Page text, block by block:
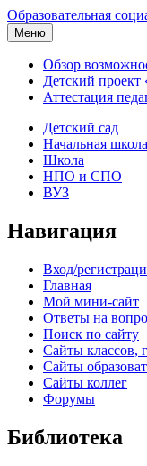
Образовательная
Меню
Обзор
Детский проект
Аттестация
Детский сад
Начальная школа
Школа
НПО и СПО
ВУЗ
Навигация
Вход/
Главная
Мой мини-сайт
Ответы на
Поиск по сайту
Сайты классов,
Сайты
Сайты коллег
Форумы
Библиотека